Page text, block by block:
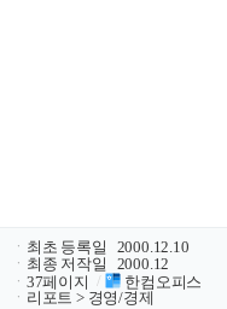
ㆍ 최초 등록일
2000.12.10
ㆍ 최종 저작일
2000.12
ㆍ 37페이지 /
한컴오피스
ㆍ 리포트 > 경영/경제